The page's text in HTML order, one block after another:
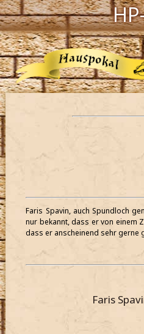
Navigation
Harry Potter
Der HP-FC
Hogwarts
Zauberwelt
Jetzt Fanclub-
Faris Spavin, auch Spundloch
nur bekannt, dass er von einem
dass er anscheinend sehr gerne
Faris